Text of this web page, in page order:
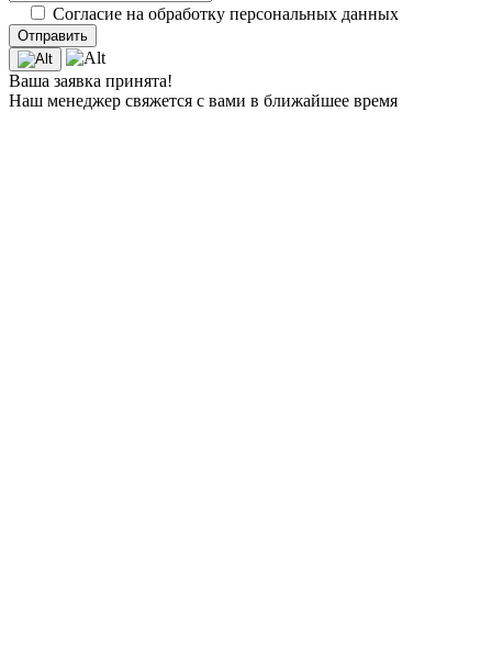
Согласие на обработку персональных данных
Ваша заявка принята!
Наш менеджер свяжется с вами в ближайшее время